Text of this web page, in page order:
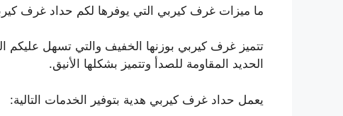
ما ميزات غرف كيربي التي يوفرها لكم حداد غرف
تتميز غرف كيربي بوزنها الخفيف والتي تسهل عليكم
الحديد المقاومة للصدأ وتتميز بشكلها الأنيق.
يعمل حداد غرف كيربي هدية بتوفير الخدمات التالية: